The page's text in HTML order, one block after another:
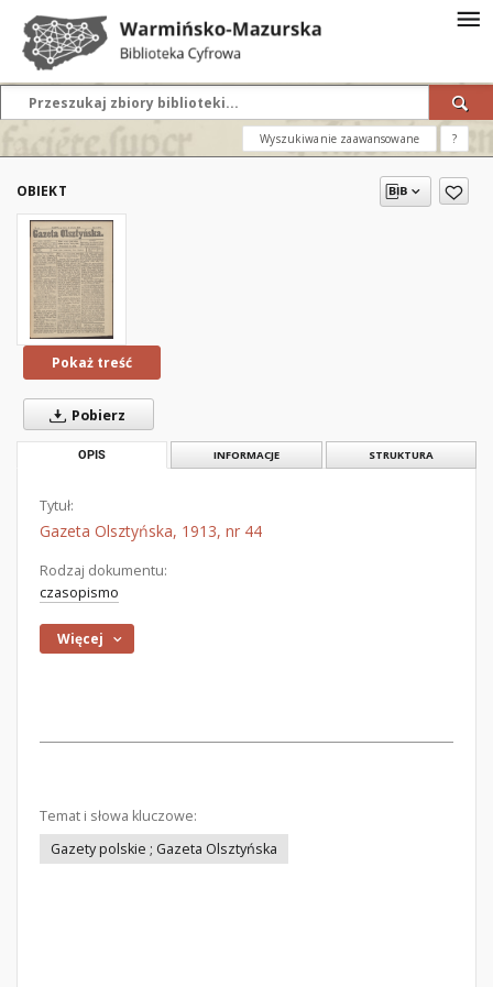
Wyszukiwanie zaawansowane ?
OBIEKT
Pokaż treść
Pobierz
OPIS INFORMACJE STRUKTURA
Tytuł:
Gazeta Olsztyńska, 1913, nr 44
Rodzaj dokumentu:
czasopismo
Więcej
Temat i słowa kluczowe:
Gazety polskie ; Gazeta Olsztyńska